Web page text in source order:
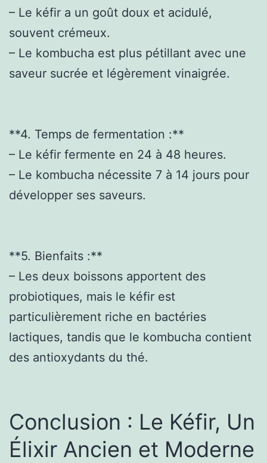
– Le kéfir a un goût doux et acidulé,
souvent crémeux.
– Le kombucha est plus pétillant avec une
saveur sucrée et légèrement vinaigrée.
**4. Temps de fermentation :**
– Le kéfir fermente en 24 à 48 heures.
– Le kombucha nécessite 7 à 14 jours pour
développer ses saveurs.
**5. Bienfaits :**
– Les deux boissons apportent des
probiotiques, mais le kéfir est
particulièrement riche en bactéries
lactiques, tandis que le kombucha contient
des antioxydants du thé.
Conclusion : Le Kéfir, Un
Élixir Ancien et Moderne